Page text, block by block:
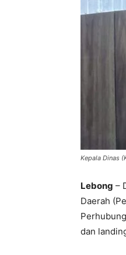
Kepala Dinas
Lebong –
Daerah
dan